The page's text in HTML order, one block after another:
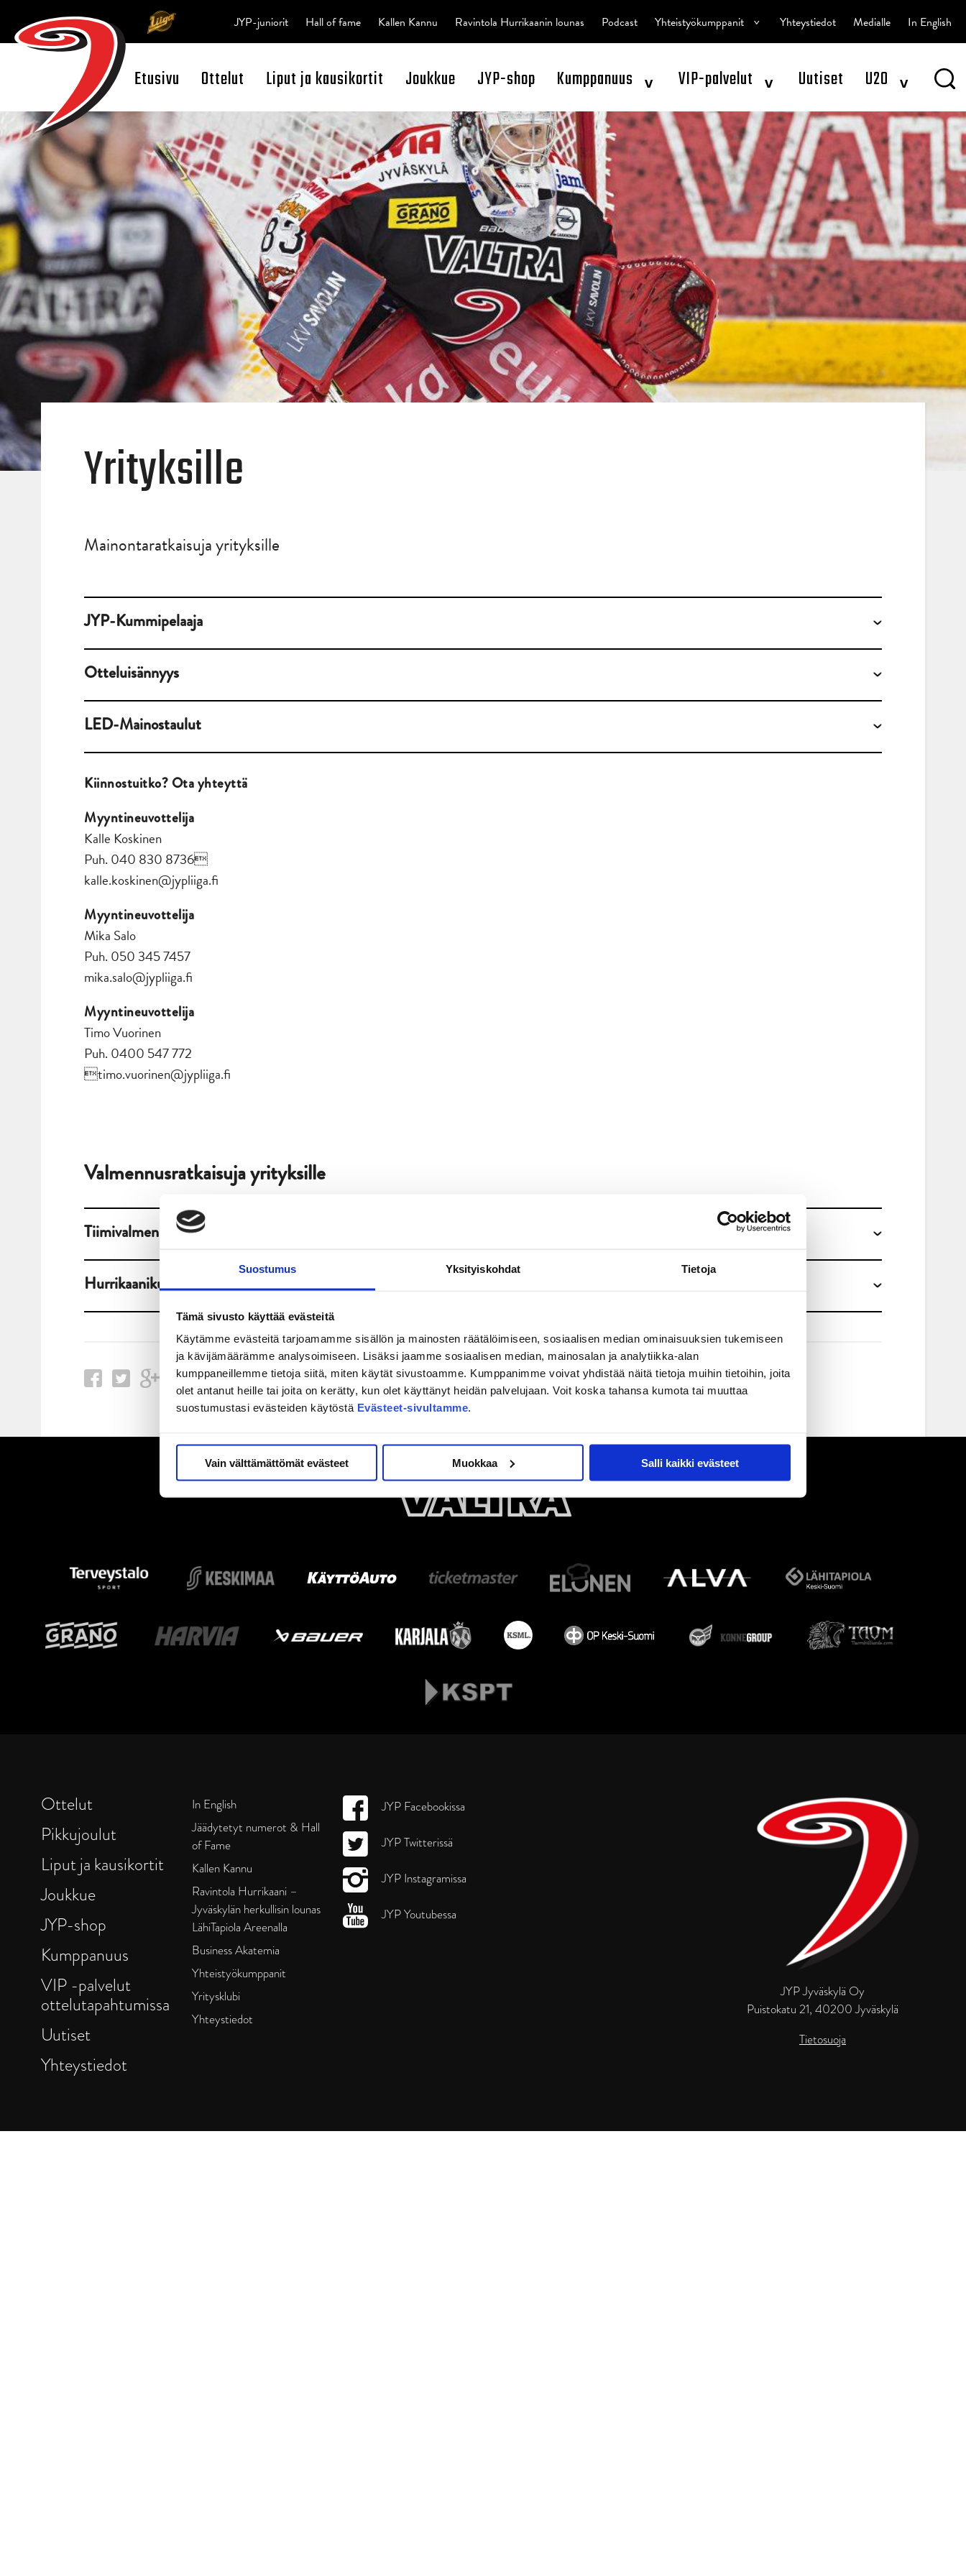
Suostumus Yksityiskohdat Tietoja
Tämä sivusto käyttää evästeitä
Käytämme evästeitä tarjoamamme sisällön ja mainosten räätälöimiseen, sosiaalisen median ominaisuuksien tukemiseen
ja kävijämäärämme analysoimiseen. Lisäksi jaamme sosiaalisen median, mainosalan ja analytiikka-alan
kumppaneillemme tietoja siitä, miten käytät sivustoamme. Kumppanimme voivat yhdistää näitä tietoja muihin tietoihin, joita
olet antanut heille tai joita on kerätty, kun olet käyttänyt heidän palvelujaan. Voit koska tahansa kumota tai muuttaa
suostumustasi evästeiden käytöstä Evästeet-sivultamme.
Vain välttämättömät evästeet Muokkaa Salli kaikki evästeet
Open Search
Etusivu Ottelut Liput ja kausikortit Joukkue JYP-shop Kumppanuus ^ VIP-palvelut ^ Uutiset U20 ^
JYP-juniorit Hall of fame Kallen Kannu Ravintola Hurrikaanin lounas Podcast Yhteistyökumppanit ^ Yhteystiedot Medialle In English
Yrityksille
Mainontaratkaisuja yrityksille
JYP-Kummipelaaja
Otteluisännyys
LED-Mainostaulut
Kiinnostuitko? Ota yhteyttä
Myyntineuvottelija
Kalle Koskinen
Puh. 040 830 8736
kalle.koskinen@jypliiga.fi
Myyntineuvottelija
Mika Salo
Puh. 050 345 7457
mika.salo@jypliiga.fi
Myyntineuvottelija
Timo Vuorinen
Puh. 0400 547 772
timo.vuorinen@jypliiga.fi
Valmennusratkaisuja yrityksille
Tiimivalmennus
Hurrikaanikumppanien valmennusohjelma
JYP Jyväskylä Oy
Puistokatu 21, 40200 Jyväskylä
Tietosuoja
Ottelut
Pikkujoulut
Liput ja kausikortit
Joukkue
JYP-shop
Kumppanuus
VIP -palvelut
ottelutapahtumissa
Uutiset
Yhteystiedot
In English
Jäädytetyt numerot & Hall
of Fame
Kallen Kannu
Ravintola Hurrikaani –
Jyväskylän herkullisin lounas
LähiTapiola Areenalla
Business Akatemia
Yhteistyökumppanit
Yritysklubi
Yhteystiedot
JYP Facebookissa
JYP Twitterissä
JYP Instagramissa
JYP Youtubessa